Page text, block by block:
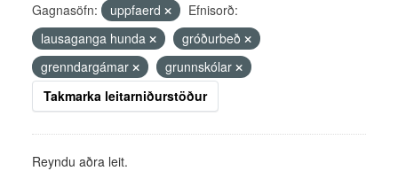
Gagnasöfn: uppfaerd
Efnisorð:
lausaganga hunda
gróðurbeð
grenndargámar
grunnskólar
Takmarka leitarniðurstöður
Reyndu aðra leit.